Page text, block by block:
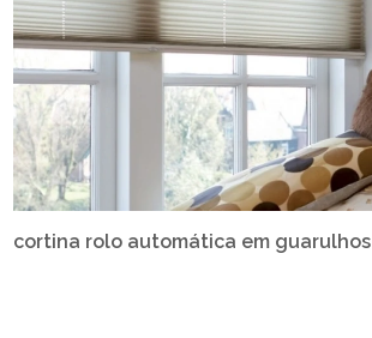
cortina rolo automática em guarulhos